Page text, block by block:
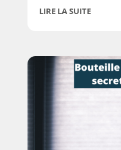
LIRE LA SUITE